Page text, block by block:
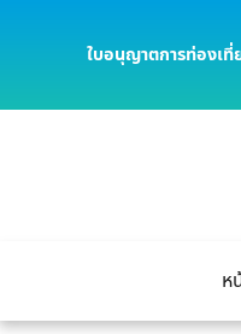
ใบอนุญาตการท่องเที่
ห